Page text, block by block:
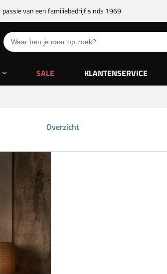
passie van een familiebedrijf sinds 1969
SALE KLANTENSERVICE
Overzicht